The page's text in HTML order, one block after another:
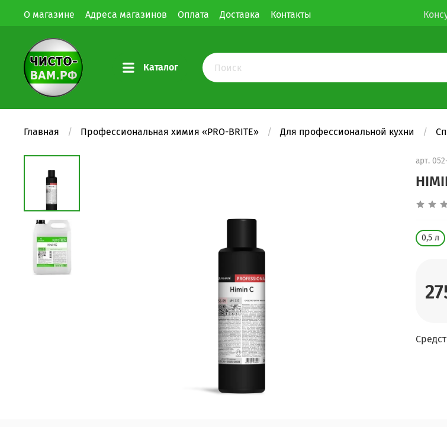
О магазине Адреса магазинов Оплата Доставка Контакты
Каталог
Главная Профессиональная химия «PRO-BRITE» Для профессиональной кухни
арт.
0,5 л